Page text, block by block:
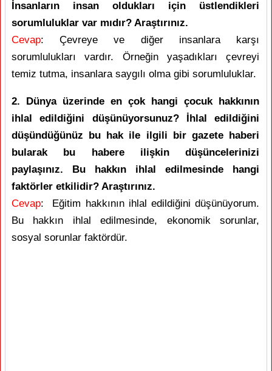
İnsanların insan oldukları için üstlendikleri
sorumluluklar var mıdır? Araştırınız.
Cevap: Çevreye ve diğer insanlara karşı
sorumlulukları vardır. Örneğin yaşadıkları çevreyi
temiz tutma, insanlara saygılı olma gibi sorumluluklar.
2. Dünya üzerinde en çok hangi çocuk hakkının
ihlal edildiğini düşünüyorsunuz? İhlal edildiğini
düşündüğünüz bu hak ile ilgili bir gazete haberi
bularak bu habere ilişkin düşüncelerinizi
paylaşınız. Bu hakkın ihlal edilmesinde hangi
faktörler etkilidir? Araştırınız.
Cevap: Eğitim hakkının ihlal edildiğini düşünüyorum.
Bu hakkın ihlal edilmesinde, ekonomik sorunlar,
sosyal sorunlar faktördür.